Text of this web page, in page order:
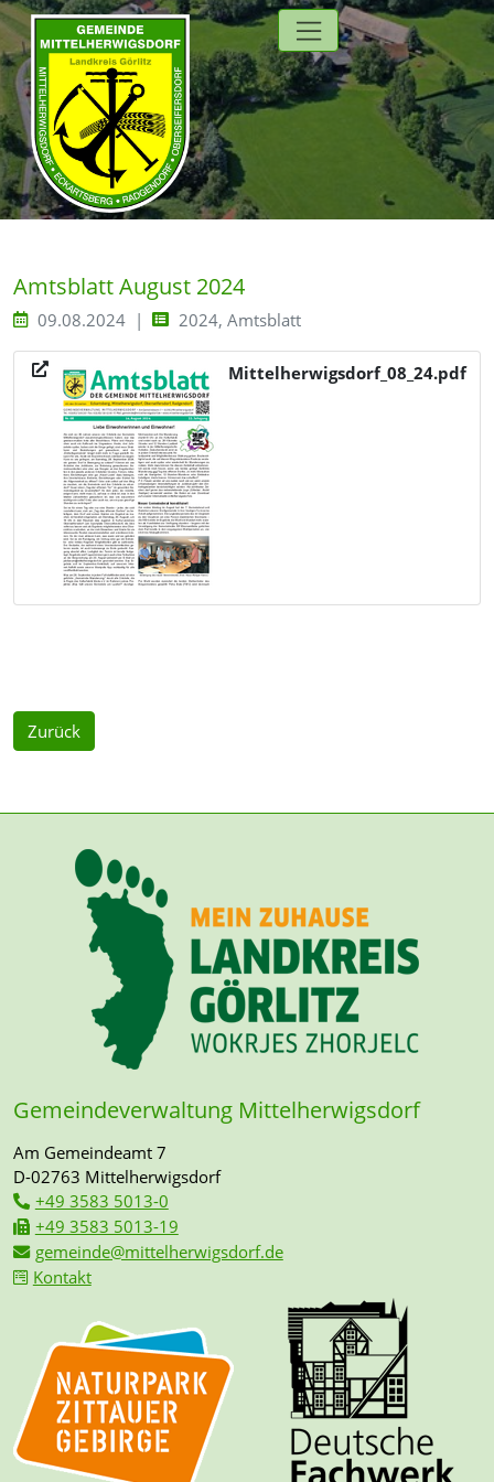
Direkt zur Hauptnavigation springen
Direkt zum Inhalt springen
Zur Unternavigation springen
Amtsblatt August 2024
09.08.2024 2024, Amtsblatt
Mittelherwigsdorf_08_24.pdf
Zurück
Gemeindeverwaltung Mittelherwigsdorf
Am Gemeindeamt 7
D-02763 Mittelherwigsdorf
+49 3583 5013-0
+49 3583 5013-19
gemeinde@mittelherwigsdorf.de
Kontakt